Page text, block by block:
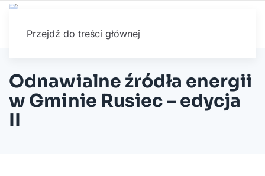
Przejdź do treści głównej
Odnawialne źródła energii
w Gminie Rusiec – edycja
II